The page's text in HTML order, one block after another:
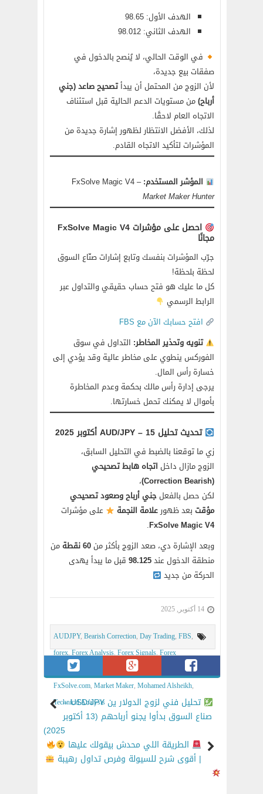
الهدف الأول: 98.65
الهدف الثاني: 98.012
في الوقت الحالي، لا يُنصح بالدخول في
صفقات بيع جديدة،
لأن الزوج من المحتمل أن يبدأتصحيح صاعد (جني
أرباح)من مستويات الدعم الحالية قبل استئناف
الاتجاه العام لاحقًا.
لذلك، الأفضل الانتظار لظهور إشارة جديدة من
المؤشرات لتأكيد الاتجاه القادم.
المؤشر المستخدم:FxSolve Magic V4 –
Market Maker Hunter
احصل على مؤشرات FxSolve Magic V4
مجانًا
جرّب المؤشرات بنفسك وتابع إشارات صنّاع السوق
لحظة بلحظة!
كل ما عليك هو فتح حساب حقيقي والتداول عبر
الرابط الرسمي
افتح حسابك الآن مع FBS
تنويه وتحذير المخاطر: التداول في سوق
الفوركس ينطوي على مخاطر عالية وقد يؤدي إلى
خسارة رأس المال.
يرجى إدارة رأس مالك بحكمة وعدم المخاطرة
بأموال لا يمكنك تحمل خسارتها.
تحديث تحليل AUD/JPY – 15 أكتوبر 2025
زي ما توقعنا بالضبط في التحليل السابق،
الزوج مازال داخل اتجاه هابط تصحيحي
(Correction Bearish)
،
لكن حصل بالفعلجني أرباح وصعود تصحيحي
مؤقت بعد ظهورعلامة النجمة
على مؤشرات
FxSolve Magic V4
.
وبعد الإشارة دي، صعد الزوج بأكثر من60 نقطة
من
منطقة الدخول عند98.125 قبل ما يبدأ يهدى
الحركة من جديد
14 أكتوبر, 2025
AUDJPY, Bearish Correction, Day Trading, FBS,
forex, Forex Analysis, Forex Signals, Forex
Strategy,Forex Trading FxSolve FxSolve Magic V4
FxSolve.com, Market Maker, Mohamed Alsheikh,
Technical Analysis
تحليل فني لزوج الدولار ين USD/JPY –
صناع السوق بدأوا يجنو أرباحهم (13 أكتوبر
2025)
الطريقة اللي محدش بيقولك عليها
| أقوى شرح للسيولة وفرص تداول رهيبة